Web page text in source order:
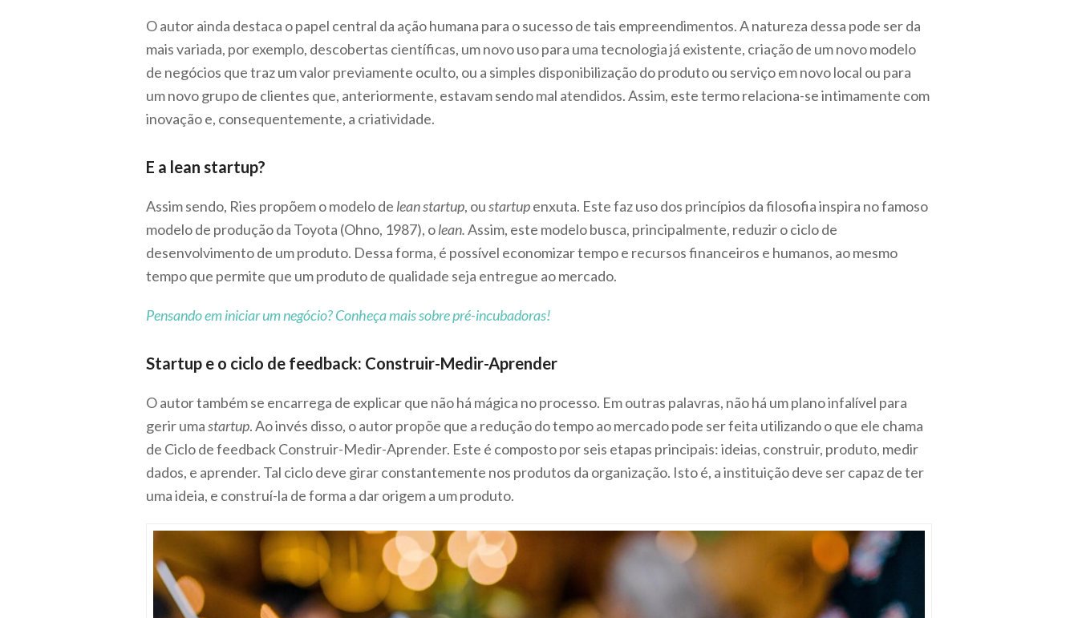
O autor ainda destaca o papel central da ação humana para o sucesso de tais empreendimentos. A natureza dessa pode ser da
mais variada, por exemplo, descobertas científicas, um novo uso para uma tecnologia já existente, criação de um novo modelo
de negócios que traz um valor previamente oculto, ou a simples disponibilização do produto ou serviço em novo local ou para
um novo grupo de clientes que, anteriormente, estavam sendo mal atendidos. Assim, este termo relaciona-se intimamente com
inovação e, consequentemente, a criatividade.
E a lean startup?
Assim sendo, Ries propõem o modelo de lean startup, oustartupenxuta. Este faz uso dos princípios da filosofia inspira no famoso
modelo de produção da Toyota (Ohno, 1987), olean.Assim, este modelo busca, principalmente, reduzir o ciclo de
desenvolvimento de um produto. Dessa forma, é possível economizar tempo e recursos financeiros e humanos, ao mesmo
tempo que permite que um produto de qualidade seja entregue ao mercado.
Pensando em iniciar um negócio? Conheça mais sobre pré-incubadoras!
Startup e o ciclo de feedback: Construir-Medir-Aprender
O autor também se encarrega de explicar que não há mágica no processo. Em outras palavras, não há um plano infalível para
gerir umastartup. Ao invés disso, o autor propõe que a redução do tempo ao mercado pode ser feita utilizando o que ele chama
de Ciclo de feedback Construir-Medir-Aprender. Este é composto por seis etapas principais: ideias, construir, produto, medir
dados, e aprender. Tal ciclo deve girar constantemente nos produtos da organização. Isto é, a instituição deve ser capaz de ter
uma ideia, e construí-la de forma a dar origem a um produto.